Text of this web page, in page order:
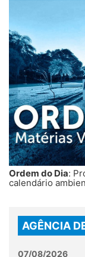
Ordem do Dia:
calendário
AGÊNCIA
07/08/2026